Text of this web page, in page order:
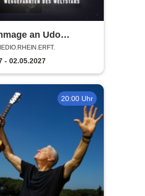
an Udo
Das Konzert mit
- 02.05.2027
20:00 Uhr